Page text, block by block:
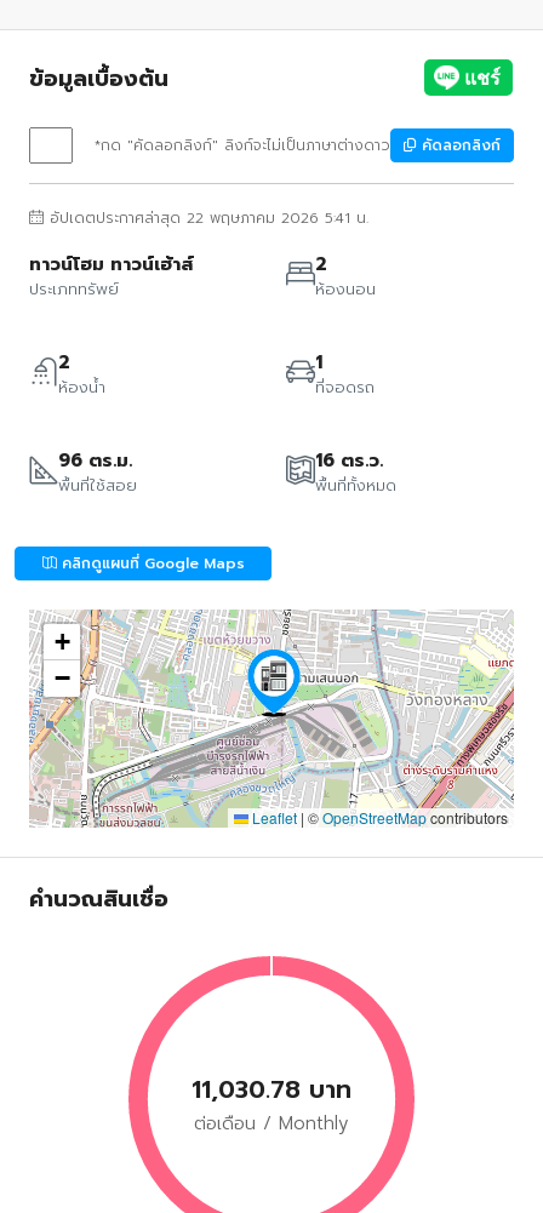
ข้อมูลเบื้องต้น
*กด "คัดลอกลิงก์" ลิงก์จะไม่เป็นภาษาต่างดาว คัดลอกลิงก์
อัปเดตประกาศล่าสุด 22 พฤษภาคม 2026 5:41 น.
ทาวน์โฮม ทาวน์เฮ้าส์
ประเภททรัพย์
2
ห้องนอน
2
ห้องน้ำ
1
ที่จอดรถ
96 ตร.ม.
พื้นที่ใช้สอย
16 ตร.ว.
พื้นที่ทั้งหมด
คลิกดูแผนที่ Google Maps
+
−
Leaflet | ©OpenStreetMapcontributors
คำนวณสินเชื่อ
11,030.78 บาท
ต่อเดือน / Monthly